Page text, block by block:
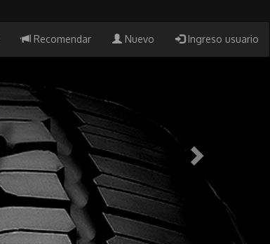
Recomendar Nuevo Ingreso usuario